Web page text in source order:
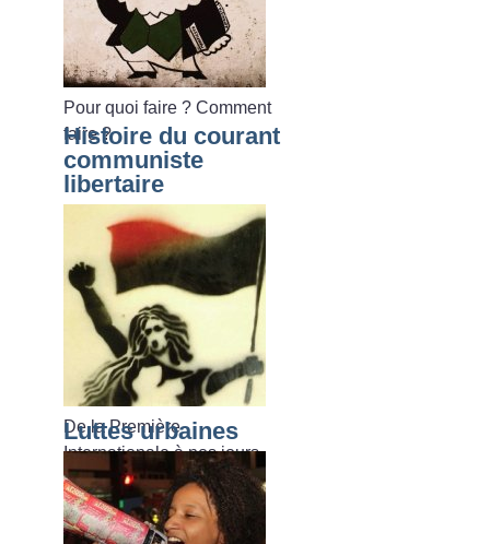
Pour quoi faire ? Comment
faire ?
Histoire du courant
communiste
libertaire
De la Première
Internationale à nos jours.
Luttes urbaines